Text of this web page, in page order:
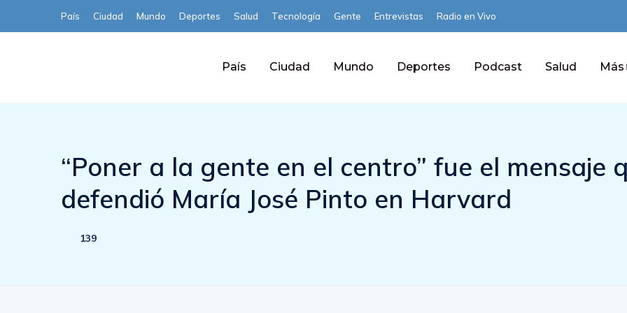
País Ciudad Mundo Deportes Salud Tecnología Gente Entrevistas Radio en Vivo
País Ciudad Mundo Deportes Podcast Salud Más
“Poner a la gente en el centro” fue el mensaje
defendió María José Pinto en Harvard
139